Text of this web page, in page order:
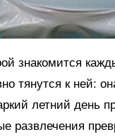
знакомится
тянутся к ней:
летний день
развлечения